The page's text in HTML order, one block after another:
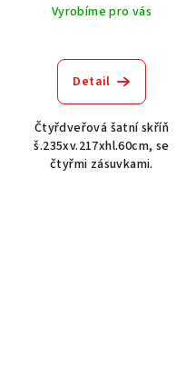
Vyrobíme pro vás
Detail
Čtyřdveřová šatní skříň
š.235xv.217xhl.60cm, se
čtyřmi zásuvkami.